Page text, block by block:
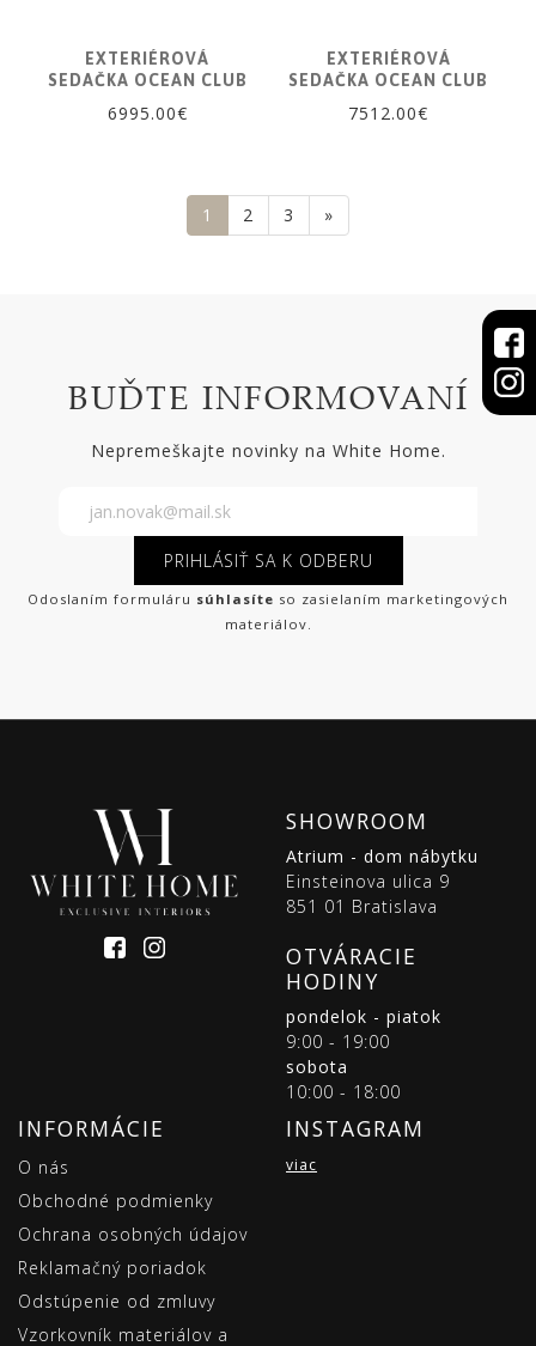
EXTERIÉROVÁ
SEDAČKA OCEAN CLUB
6995.00€
EXTERIÉROVÁ
SEDAČKA OCEAN CLUB
7512.00€
1 2 3 »
BUĎTE INFORMOVANÍ
Nepremeškajte novinky na White Home.
PRIHLÁSIŤ SA K ODBERU
Odoslaním formuláru súhlasíte so zasielaním marketingových
materiálov.
SHOWROOM
Atrium - dom nábytku
Einsteinova ulica 9
851 01 Bratislava
OTVÁRACIE
HODINY
pondelok - piatok
9:00 - 19:00
sobota
10:00 - 18:00
INFORMÁCIE
O nás
Obchodné podmienky
Ochrana osobných údajov
Reklamačný poriadok
Odstúpenie od zmluvy
Vzorkovník materiálov a
INSTAGRAM
viac